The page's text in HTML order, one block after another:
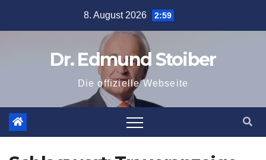
8. August 2026 2:59
Dr. Edmund Stoiber
Die offizielle Webseite